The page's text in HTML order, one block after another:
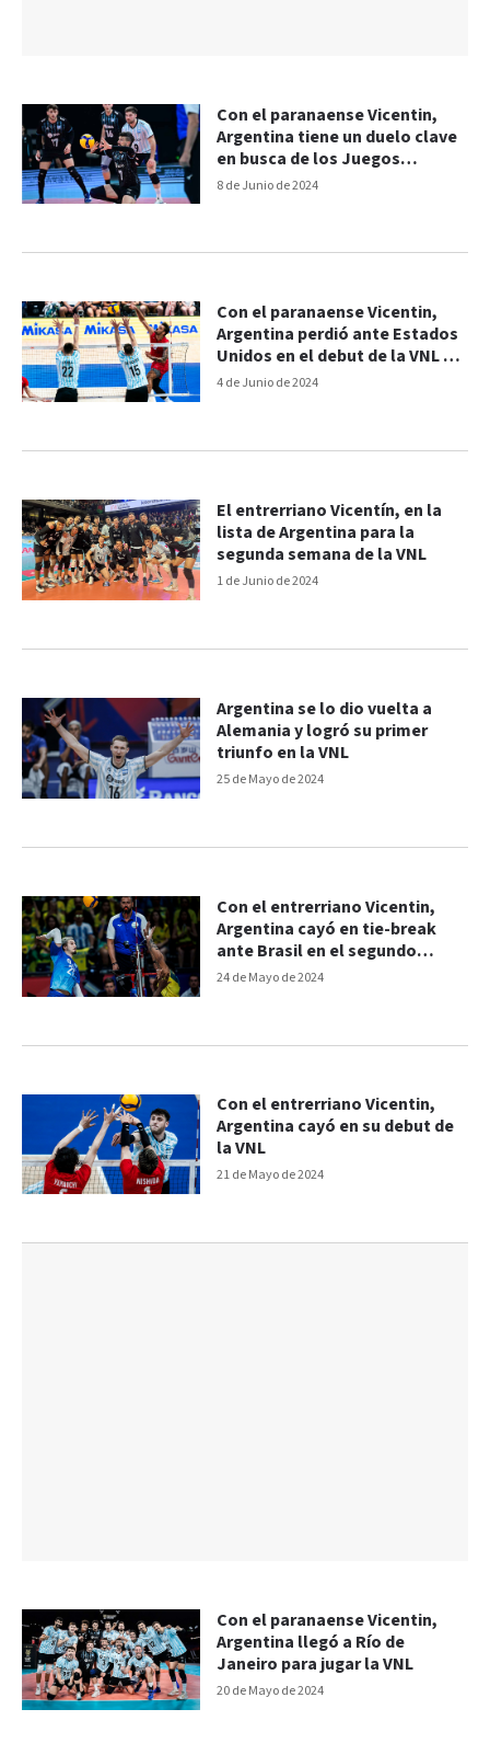
8 de Junio de 2024
Con el paranaense Vicentin,
Argentina tiene un duelo clave
en busca de los Juegos
Olímpicos
4 de Junio de 2024
Con el paranaense Vicentin,
Argentina perdió ante Estados
Unidos en el debut de la VNL en
Ottawa
1 de Junio de 2024
El entrerriano Vicentín, en la
lista de Argentina para la
segunda semana de la VNL
25 de Mayo de 2024
Argentina se lo dio vuelta a
Alemania y logró su primer
triunfo en la VNL
24 de Mayo de 2024
Con el entrerriano Vicentin,
Argentina cayó en tie-break
ante Brasil en el segundo
partido de la VNL
21 de Mayo de 2024
Con el entrerriano Vicentin,
Argentina cayó en su debut de
la VNL
20 de Mayo de 2024
Con el paranaense Vicentin,
Argentina llegó a Río de
Janeiro para jugar la VNL